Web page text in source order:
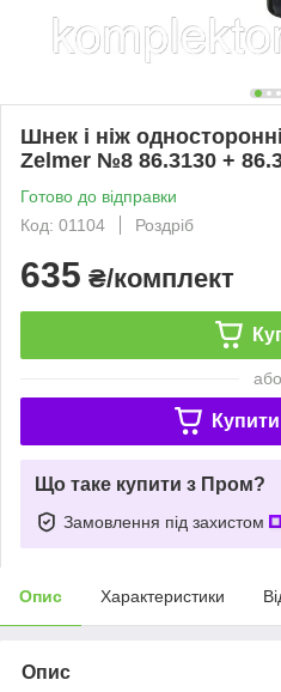
Шнек і ніж
Zelmer №8 86.3130 +
Готово до відправки
Код: 01104
Роздріб
635 ₴/комплект
або
Що таке купити з Пром?
Замовлення під захистом
Опис Характеристики
Опис